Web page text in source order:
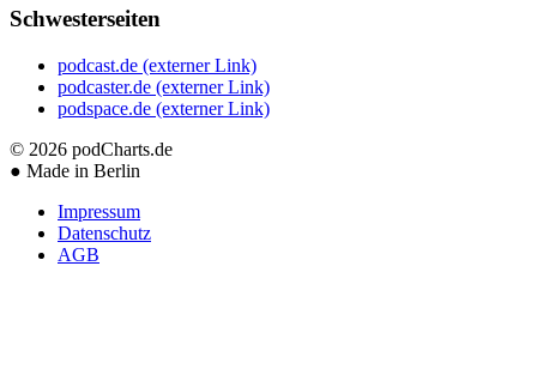
Schwesterseiten
podcast.de (externer Link)
podcaster.de (externer Link)
podspace.de (externer Link)
© 2026 podCharts.de
● Made in Berlin
Impressum
Datenschutz
AGB